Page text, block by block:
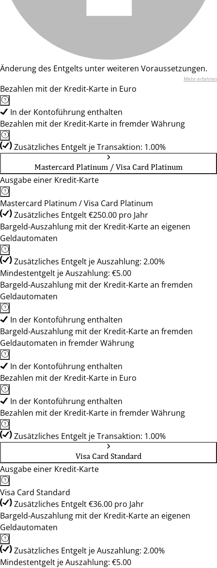
Änderung des Entgelts unter weiteren Voraussetzungen.
Mehr erfahren
Bezahlen mit der Kredit-Karte in Euro
In der Kontoführung enthalten
Bezahlen mit der Kredit-Karte in fremder Währung
Zusätzliches Entgelt je Transaktion: 1.00%
Mastercard Platinum / Visa Card Platinum
Ausgabe einer Kredit-Karte
Mastercard Platinum / Visa Card Platinum
Zusätzliches Entgelt €250.00 pro Jahr
Bargeld-Auszahlung mit der Kredit-Karte an eigenen
Geldautomaten
Zusätzliches Entgelt je Auszahlung: 2.00%
Mindestentgelt je Auszahlung: €5.00
Bargeld-Auszahlung mit der Kredit-Karte an fremden
Geldautomaten
In der Kontoführung enthalten
Bargeld-Auszahlung mit der Kredit-Karte an fremden
Geldautomaten in fremder Währung
In der Kontoführung enthalten
Bezahlen mit der Kredit-Karte in Euro
In der Kontoführung enthalten
Bezahlen mit der Kredit-Karte in fremder Währung
Zusätzliches Entgelt je Transaktion: 1.00%
Visa Card Standard
Ausgabe einer Kredit-Karte
Visa Card Standard
Zusätzliches Entgelt €36.00 pro Jahr
Bargeld-Auszahlung mit der Kredit-Karte an eigenen
Geldautomaten
Zusätzliches Entgelt je Auszahlung: 2.00%
Mindestentgelt je Auszahlung: €5.00